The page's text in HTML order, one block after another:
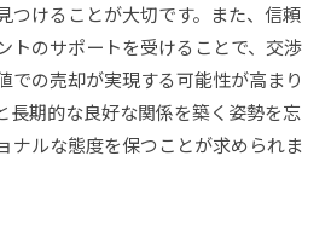
つけることが大切です。また、信頼
トのサポートを受けることで、交渉
での売却が実現する可能性が高まり
長期的な良好な関係を築く姿勢を忘
ナルな態度を保つことが求められま